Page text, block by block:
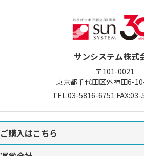
サンシステム株式
〒101-0021
東京都千代田区外神田6-
TEL:03-5816-6751
ご購入はこちら